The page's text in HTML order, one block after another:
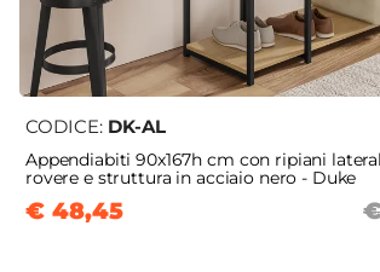
CODICE: DK-AL
Appendiabiti 90x167h cm con ripiani
rovere e struttura in acciaio nero - Duke
€ 48,45